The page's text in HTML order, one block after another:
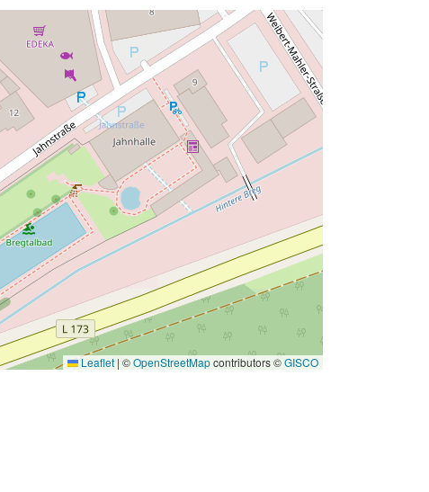
Leaflet | ©OpenStreetMapcontributors ©GISCO